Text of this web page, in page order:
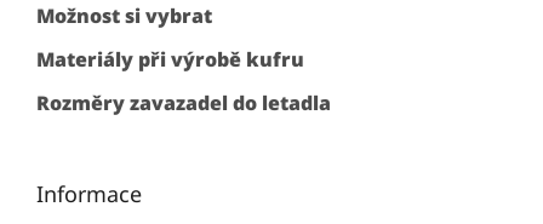
Možnost si vybrat
Materiály při výrobě kufru
Rozměry zavazadel do letadla
Informace